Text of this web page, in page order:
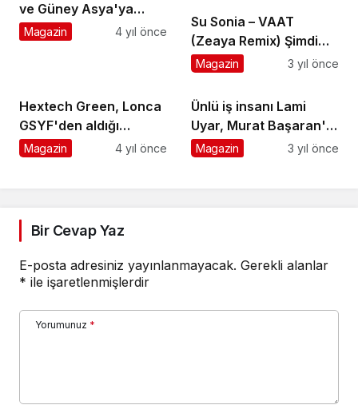
ve Güney Asya'ya
Malezya'dan açılacak
Magazin 4 yıl önce
Su Sonia – VAAT
(Zeaya Remix) Şimdi
Yayında!
Magazin 3 yıl önce
Hextech Green, Lonca
GSYF'den aldığı
yatırımla 5 ülkeye
Magazin 4 yıl önce
Ünlü iş insanı Lami
Uyar, Murat Başaran'ın
düğününe katıldı
Magazin 3 yıl önce
Bir Cevap Yaz
E-posta adresiniz yayınlanmayacak. Gerekli alanlar
* ile işaretlenmişlerdir
Yorumunuz *